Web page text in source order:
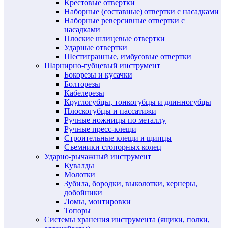
Крестовые отвертки
Наборные (составные) отвертки с насадками
Наборные реверсивные отвертки с
насадками
Плоские шлицевые отвертки
Ударные отвертки
Шестигранные, имбусовые отвертки
Шарнирно-губцевый инструмент
Бокорезы и кусачки
Болторезы
Кабелерезы
Круглогубцы, тонкогубцы и длинногубцы
Плоскогубцы и пассатижи
Ручные ножницы по металлу
Ручные пресс-клещи
Строительные клещи и щипцы
Съемники стопорных колец
Ударно-рычажный инструмент
Кувалды
Молотки
Зубила, бородки, выколотки, кернеры,
добойники
Ломы, монтировки
Топоры
Системы хранения инструмента (ящики, полки,